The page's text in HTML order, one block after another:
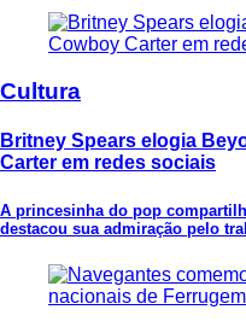
Cultura
Britney Spears elogia
Carter em redes sociais
A princesinha do pop
destacou sua admiração pelo